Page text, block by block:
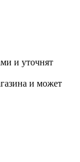
и уточнят
и может